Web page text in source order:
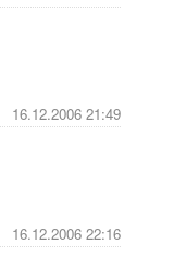
16.12.2006 21:49
16.12.2006 22:16